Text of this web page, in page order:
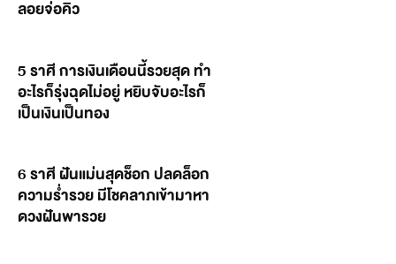
ลอยจ่อคิว
5 ราศี การเงินเดือนนี้รวยสุด ทำ
อะไรก็รุ่งฉุดไม่อยู่ หยิบจับอะไรก็
เป็นเงินเป็นทอง
6 ราศี ฝันแม่นสุดช็อก ปลดล็อก
ความร่ำรวย มีโชคลาภเข้ามาหา
ดวงฝันพารวย